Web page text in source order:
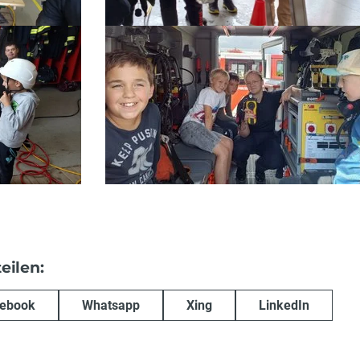
Whatsapp Xing LinkedIn